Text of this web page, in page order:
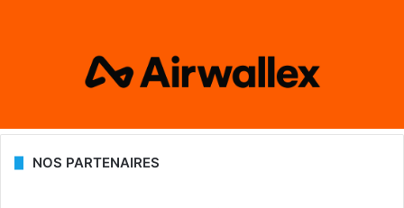
NOS PARTENAIRES